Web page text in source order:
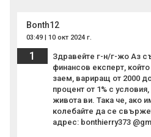
Bonth12
03:49 | 10 окт 2024 г.
1
Здравейте г-н/г-жо Аз
финансов експерт,
заем, вариращ от 2000
процент от 1% с
живота ви. Така че, ако
колебайте да се
адрес: bonthierry373